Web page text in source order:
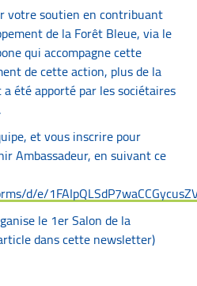
votre soutien en contribuant
de la Forêt Bleue, via le
qui accompagne cette
de cette action, plus de la
été apporté par les sociétaires
et vous inscrire pour
Ambassadeur, en suivant ce
d/e/
le 1er Salon de la
dans cette newsletter)